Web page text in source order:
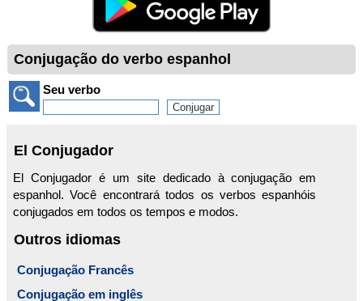
Conjugação do verbo espanhol
Seu verbo
El Conjugador
El Conjugador é um site dedicado à conjugação em
espanhol. Você encontrará todos os verbos espanhóis
conjugados em todos os tempos e modos.
Outros idiomas
Conjugação Francês
Conjugação em inglês